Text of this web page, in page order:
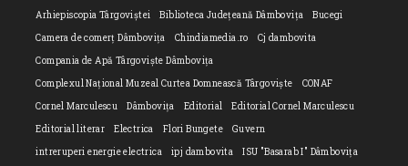
Arhiepiscopia Târgoviștei
Biblioteca Județeană Dâmbovița
Bucegi
Camera de comerț Dâmbovița
Chindiamedia.ro
Cj dambovita
Compania de Apă Târgoviște Dâmbovița
Complexul Național Muzeal Curtea Domnească Târgoviște
CONAF
Cornel Marculescu
Dâmbovița Editorial
Editorial Cornel Marculescu
Editorial literar
Electrica Flori Bungete
Guvern
intreruperi energie electrica
ipj dambovita ISU "Basarab I" Dâmbovița